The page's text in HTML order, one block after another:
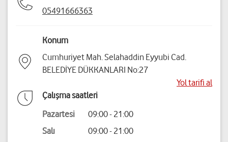
05491666363
Konum
Cumhuriyet Mah. Selahaddin Eyyubi Cad.
BELEDİYE DÜKKANLARI No:27
Yol tarifi al
Çalışma saatleri
Pazartesi
09:00 - 21:00
Salı
09:00 - 21:00